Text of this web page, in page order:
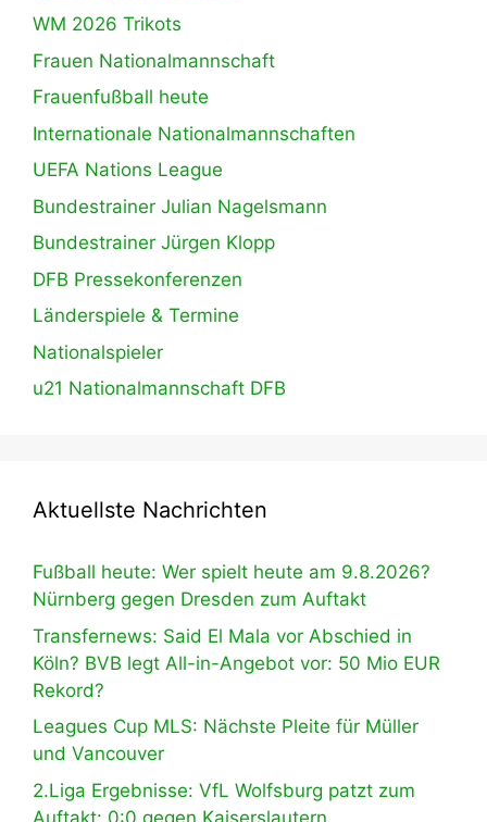
WM 2026 Trikots
Frauen Nationalmannschaft
Frauenfußball heute
Internationale Nationalmannschaften
UEFA Nations League
Bundestrainer Julian Nagelsmann
Bundestrainer Jürgen Klopp
DFB Pressekonferenzen
Länderspiele & Termine
Nationalspieler
u21 Nationalmannschaft DFB
Aktuellste Nachrichten
Fußball heute: Wer spielt heute am 9.8.2026?
Nürnberg gegen Dresden zum Auftakt
Transfernews: Said El Mala vor Abschied in
Köln? BVB legt All-in-Angebot vor: 50 Mio EUR
Rekord?
Leagues Cup MLS: Nächste Pleite für Müller
und Vancouver
2.Liga Ergebnisse: VfL Wolfsburg patzt zum
Auftakt: 0:0 gegen Kaiserslautern